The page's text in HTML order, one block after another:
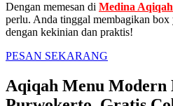
Dengan memesan di Medina Aqiqah
perlu. Anda tinggal membagikan
dengan kekinian dan praktis!
PESAN SEKARANG
Aqiqah Menu